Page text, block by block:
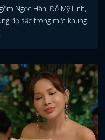
Ngọc Hân, Đỗ Mỹ Linh,
đọ sắc trong một khung